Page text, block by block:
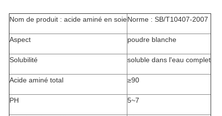
Nom de produit : acide aminé en soieNorme : SB/T10407-2007
Aspect poudre blanche
Solubilité soluble dans l'eau complet
Acide aminé total ≥90
PH 5~7